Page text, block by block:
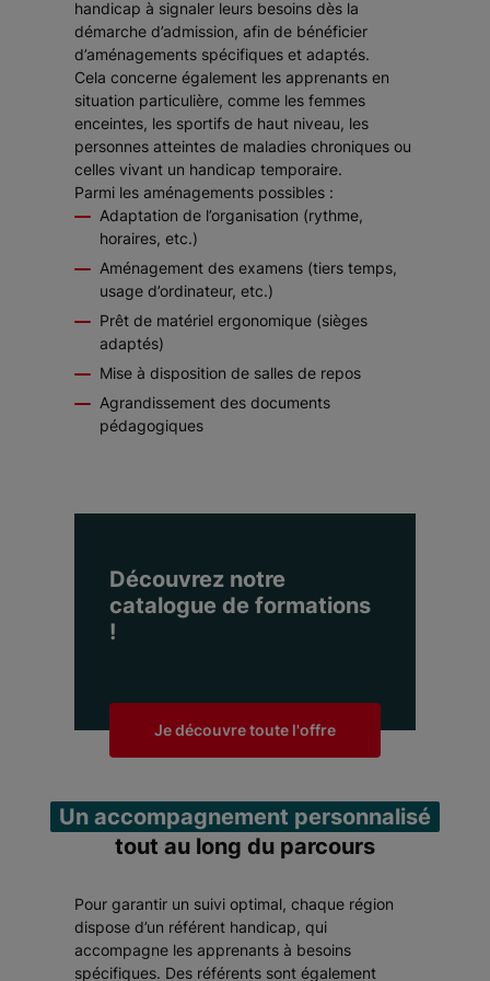
handicap à signaler leurs besoins dès la
démarche d’admission, afin de bénéficier
d’aménagements spécifiques et adaptés.
Cela concerne également les apprenants en
situation particulière, comme les femmes
enceintes, les sportifs de haut niveau, les
personnes atteintes de maladies chroniques ou
celles vivant un handicap temporaire.
Parmi les aménagements possibles :
Adaptation de l’organisation (rythme,
horaires, etc.)
Aménagement des examens (tiers temps,
usage d’ordinateur, etc.)
Prêt de matériel ergonomique (sièges
adaptés)
Mise à disposition de salles de repos
Agrandissement des documents
pédagogiques
Découvrez notre
catalogue de formations
!
Je découvre toute l'offre
Un accompagnement personnalisé
tout au long du parcours
Pour garantir un suivi optimal, chaque région
dispose d’un référent handicap, qui
accompagne les apprenants à besoins
spécifiques. Des référents sont également